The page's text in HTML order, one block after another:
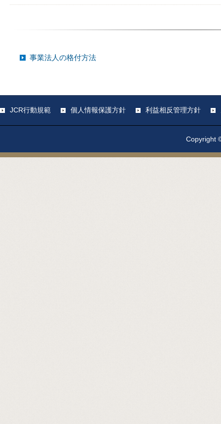
事業法人の格付方法
JCR行動規範 個人情報保護方針 利益相反管理方針
Copyright